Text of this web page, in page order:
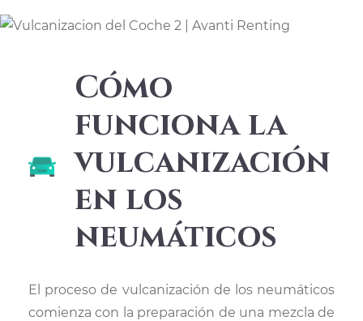
Cómo
funciona la
vulcanización
en los
neumáticos
El proceso de vulcanización de los neumáticos
comienza con la preparación de una mezcla de